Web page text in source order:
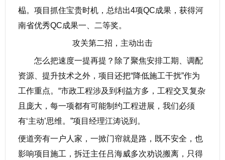
榀。项目抓住宝贵时机，总结出4项QC成果，获得河
南省优秀QC成果一、二等奖。
攻关第二招，主动出击
怎么把速度一提再提？除了聚焦安排工期、调配
资源、提升技术之外，项目还把“降低施工干扰”作为
工作重点。“市政工程涉及到利益方多，工程交叉复杂
且庞大，每一项都有可能制约工程进展，我们必须
有‘主动’思维。”项目经理江涛说到。
便道旁有一户人家，一掀门帘就是路，既不安全，也
影响项目施工，拆迁主任吕海威多次劝说搬离，只得